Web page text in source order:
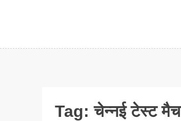
Tag:चेन्नई टेस्ट मैच